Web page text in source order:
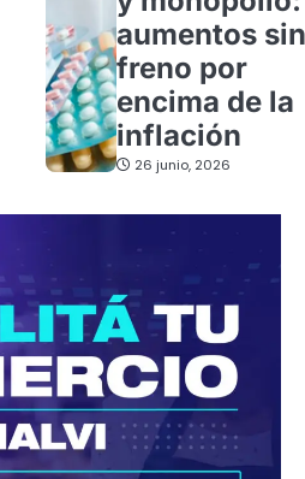
aumentos sin
freno por
encima de la
inflación
26 junio, 2026